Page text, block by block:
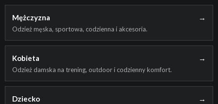
Mężczyzna →
Odzież męska, sportowa, codzienna i akcesoria.
Kobieta →
Odzież damska na trening, outdoor i codzienny komfort.
Dziecko →